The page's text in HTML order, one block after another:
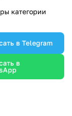
категории
в Telegram
в